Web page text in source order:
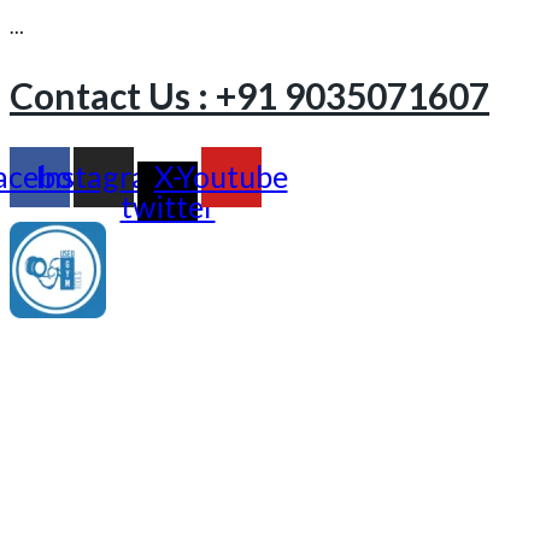
…
Contact Us : +91 9035071607
Instagram
X-
twitter
Youtube